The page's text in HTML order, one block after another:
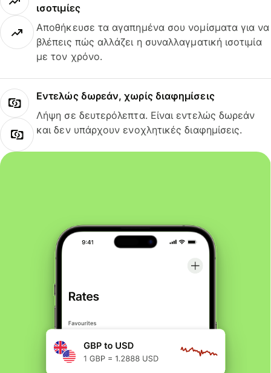
ισοτιμίες
Αποθήκευσε τα αγαπημένα σου νομίσματα για να
βλέπεις πώς αλλάζει η συναλλαγματική ισοτιμία
με τον χρόνο.
Εντελώς δωρεάν, χωρίς διαφημίσεις
Λήψη σε δευτερόλεπτα. Είναι εντελώς δωρεάν
και δεν υπάρχουν ενοχλητικές διαφημίσεις.